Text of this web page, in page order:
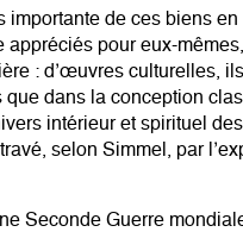
importante de ces biens
appréciés pour eux-
: d’œuvres culturelles,
que dans la conception
intérieur et spirituel
selon Simmel, par
Seconde Guerre